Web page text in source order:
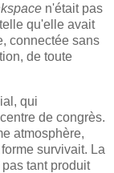
n'était pas
qu'elle avait
connectée sans
de toute
qui
de congrès.
atmosphère,
survivait. La
tant produit